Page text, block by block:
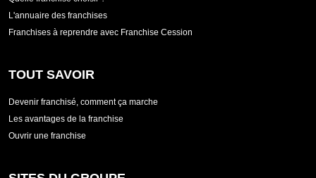
L'annuaire des franchises
Franchises à reprendre avec Franchise Cession
TOUT SAVOIR
Devenir franchisé, comment ça marche
Les avantages de la franchise
Ouvrir une franchise